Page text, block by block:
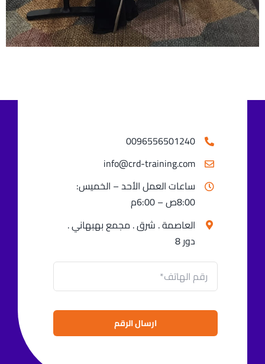
0096556501240⁩
info@crd-training.com
ساعات العمل الأحد – الخميس:
8:00ص – 6:00م
العاصمة . شرق . مجمع بهبهاني .
دور 8
ارسال الرقم